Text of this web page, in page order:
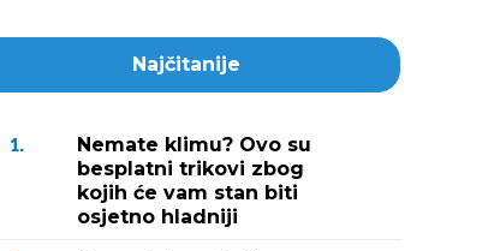
Najčitanije
1.
Nemate klimu? Ovo su
besplatni trikovi zbog
kojih će vam stan biti
osjetno hladniji